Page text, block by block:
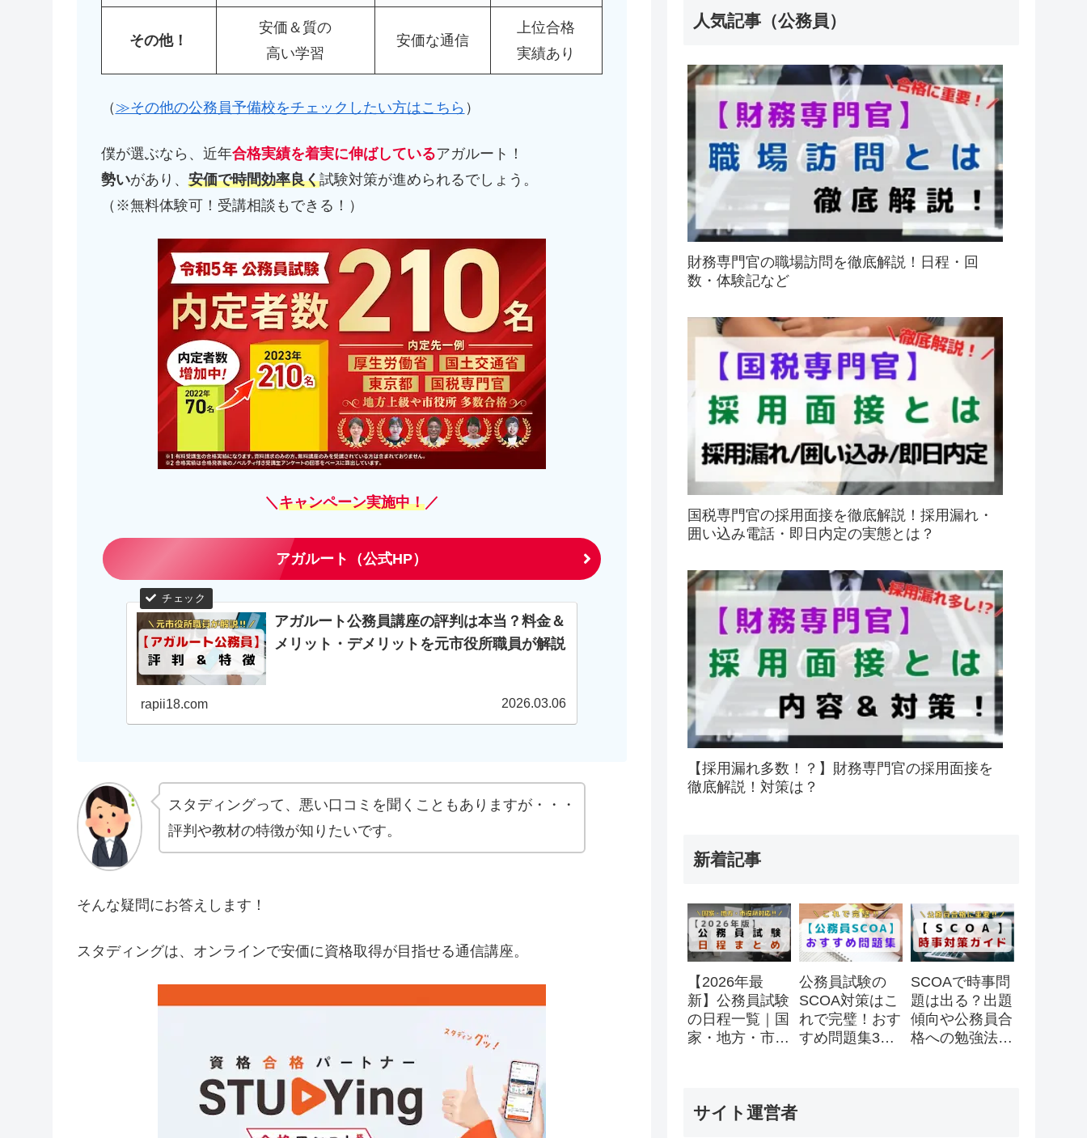
その他！
安価＆質の
高い学習
安価な通信
上位合格
実績あり
（ ≫その他の公務員予備校をチェックしたい方はこちら ）
僕が選ぶなら、近年合格実績を着実に伸ばしているアガルート！
勢いがあり、 安価で時間効率良く試験対策が進められるでしょう。
（※無料体験可！受講相談もできる！）
＼キャンペーン実施中！／
アガルート（公式HP）
アガルート公務員講座の評判は本当？料金＆
メリット・デメリットを元市役所職員が解説
rapii18.com 2026.03.06
スタディングって、悪い口コミを聞くこともありますが・・・
評判や教材の特徴が知りたいです。
そんな疑問にお答えします！
スタディングは、オンラインで安価に資格取得が目指せる通信講座。
人気記事（公務員）
財務専門官の職場訪問を徹底解説！日程・回
数・体験記など
国税専門官の採用面接を徹底解説！採用漏れ・
囲い込み電話・即日内定の実態とは？
【採用漏れ多数！？】財務専門官の採用面接を
徹底解説！対策は？
新着記事
【2026年最
新】公務員試験
の日程一覧｜国
家・地方・市役
公務員試験の
SCOA対策はこ
れで完璧！おす
すめ問題集3
SCOAで時事問
題は出る？出題
傾向や公務員合
格への勉強法を
サイト運営者